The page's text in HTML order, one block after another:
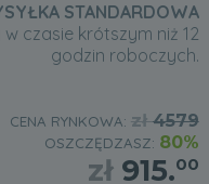
STANDARDOWA
czasie krótszym niż 12
godzin roboczych.
CENA RYNKOWA: zł4579
OSZCZĘDZASZ: 80%
zł 915.00